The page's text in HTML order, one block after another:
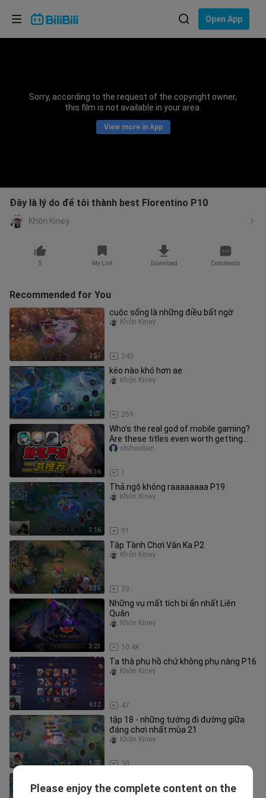
Open App
Sorry, according to the request of the copyright owner,
this film is not available in your area.
View more in App
Đây là lý do để tôi thành best Florentino P10
Khôn Kiney
5 My List Download Comments
Recommended for You
2:57
cuộc sống là những điều bất ngờ
243
Khôn Kiney
2:03
kéo nào khó hơn ae
259
Khôn Kiney
5:16
Who’s the real god of mobile gaming?
Are these titles even worth getting
into?
1
shihexiben
3:16
Thả ngộ không raaaaaaaa P19
91
Khôn Kiney
2:35
Tập Tành Chơi Vân Ka P2
33
Khôn Kiney
3:23
Những vụ mất tích bí ẩn nhất Liên
Quân
10.4K
Khôn Kiney
6:32
Ta thà phụ hồ chứ không phụ nàng P16
47
Khôn Kiney
6:02
tập 18 - những tướng đi đường giữa
đáng chơi nhất mùa 21
30
Khôn Kiney
1 ngộ khỉ nha P3
Please enjoy the complete content on the
Choose your language